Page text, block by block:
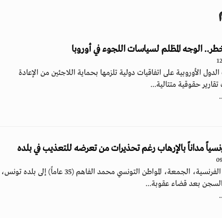
الوجه المظلم لسياسات اللجوء في أوروبا
الأوروبية على اتفاقيات دولية تلزمها بحماية اللاجئين من الإعادة
حقوقية متتالية...
مداناً بالإرهاب رغم تحذيرات من تعرضه للتعذيب في بلده
رحّلت السلطات الفرنسية، الجمعة، المواطن التونسي محمد الفاهم (35 عاماً) إلى بلده تونس،
بعد قضاء عقوبة...